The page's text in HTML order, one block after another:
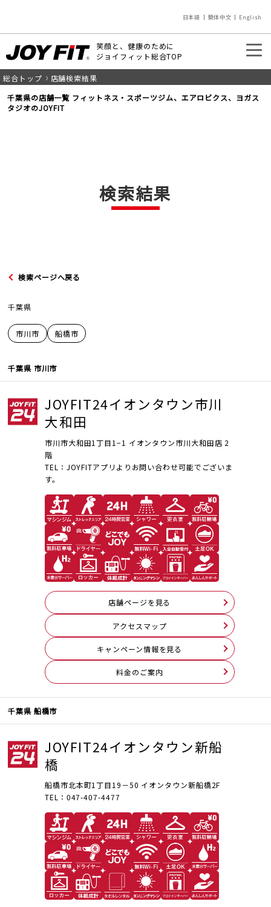
日本語 簡体中文 English
笑顔と、健康のために
ジョイフィット総合TOP
入会のご案内 店舗を探す
法人会員制度
総合トップ
店舗検索結果
千葉県の店舗一覧 フィットネス・スポーツジム、エアロビクス、ヨガス
タジオのJOYFIT
検索結果
検索ページへ戻る
千葉県
市川市 船橋市
千葉県 市川市
JOYFIT24イオンタウン市川
大和田
市川市大和田1丁目1−1 イオンタウン市川大和田店 2
階
TEL：JOYFITアプリよりお問い合わせ可能でございま
す。
店舗ページを見る
アクセスマップ
キャンペーン情報を見る
料⾦のご案内
千葉県 船橋市
JOYFIT24イオンタウン新船
橋
船橋市北本町1丁目19－50 イオンタウン新船橋2F
TEL：047-407-4477